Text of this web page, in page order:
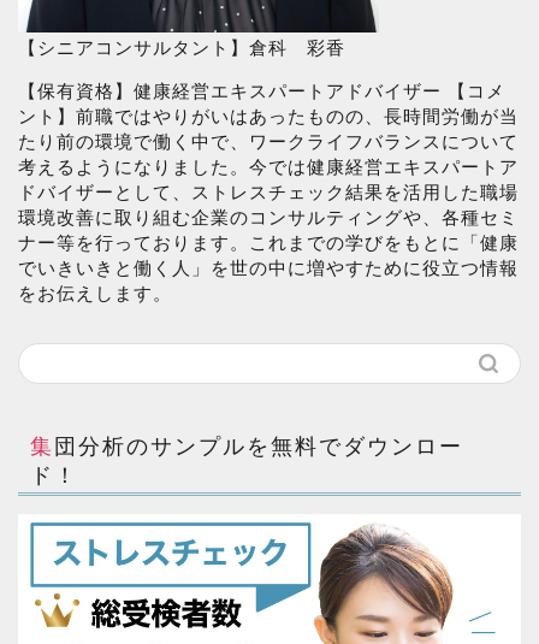
【シニアコンサルタント】倉科 彩香
【保有資格】健康経営エキスパートアドバイザー 【コメ
ント】前職ではやりがいはあったものの、長時間労働が当
たり前の環境で働く中で、ワークライフバランスについて
考えるようになりました。今では健康経営エキスパートア
ドバイザーとして、ストレスチェック結果を活用した職場
環境改善に取り組む企業のコンサルティングや、各種セミ
ナー等を行っております。これまでの学びをもとに「健康
でいきいきと働く人」を世の中に増やすために役立つ情報
をお伝えします。
集団分析のサンプルを無料でダウンロー
ド！